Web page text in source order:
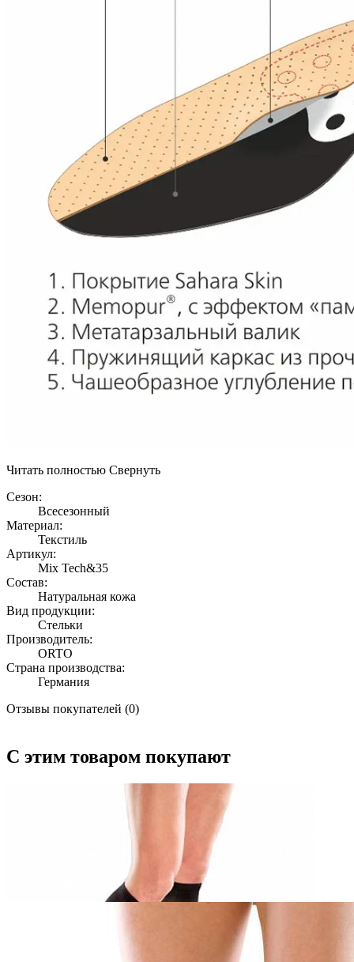
Читать полностью Свернуть
Сезон:
Всесезонный
Материал:
Текстиль
Артикул:
Mix Tech&35
Состав:
Натуральная кожа
Вид продукции:
Стельки
Производитель:
ORTO
Страна производства:
Германия
Отзывы покупателей (0)
С этим товаром покупают